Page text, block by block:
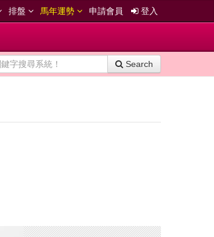
排盤 馬年運勢 申請會員 登入
Search